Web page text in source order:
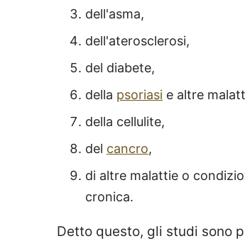
dell'asma,
dell'aterosclerosi,
del diabete,
della psoriasi e altre
della cellulite,
del cancro,
di altre malattie o
cronica.
Detto questo, gli studi sono